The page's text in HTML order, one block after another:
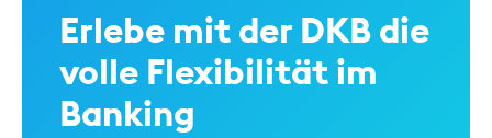
Erlebe mit der DKB die
volle Flexibilität im
Banking